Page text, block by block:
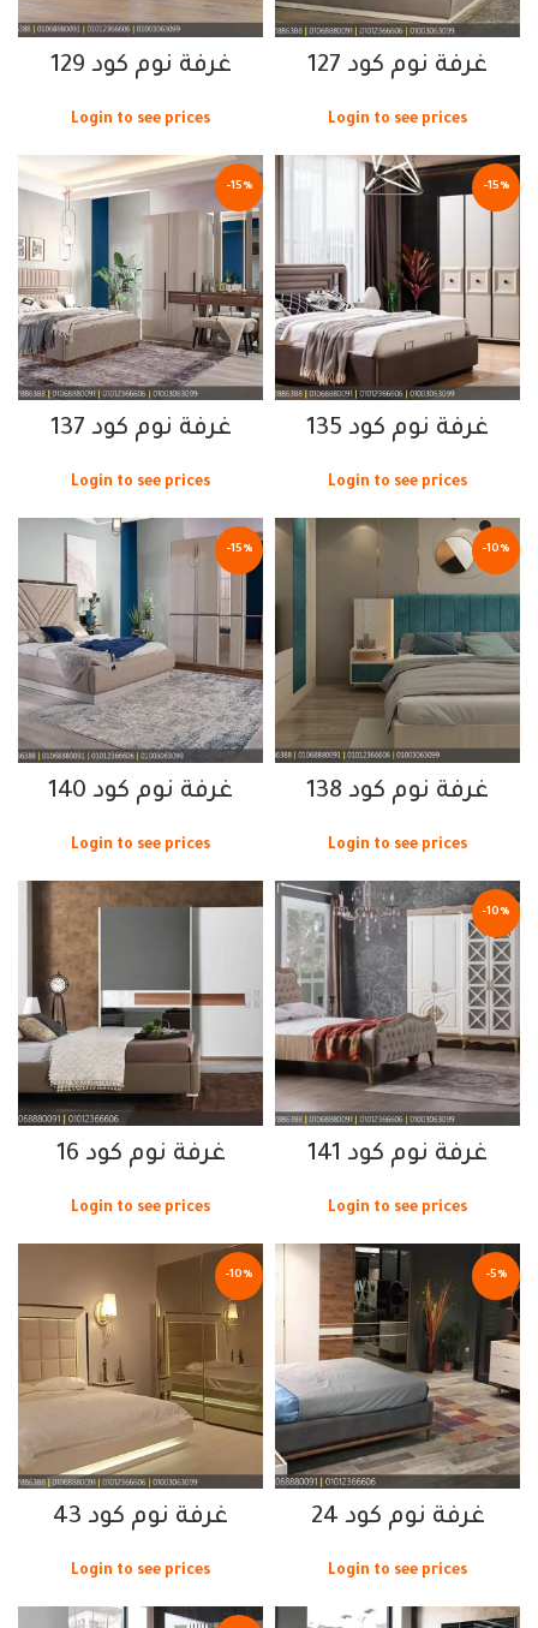
غرفة نوم كود 127
Login to see prices
غرفة نوم كود 129
Login to see prices
-15%
غرفة نوم كود 135
Login to see prices
-15%
غرفة نوم كود 137
Login to see prices
-10%
غرفة نوم كود 138
Login to see prices
-15%
غرفة نوم كود 140
Login to see prices
-10%
غرفة نوم كود 141
Login to see prices
غرفة نوم كود 16
Login to see prices
-5%
غرفة نوم كود 24
Login to see prices
-10%
غرفة نوم كود 43
Login to see prices